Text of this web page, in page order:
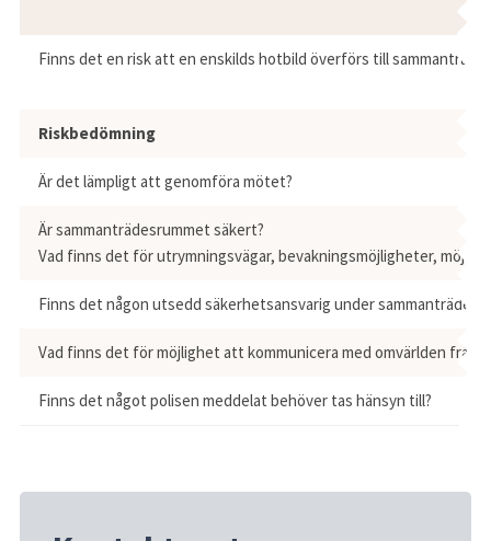
Finns det en risk att en enskilds hotbild överförs till
Riskbedömning
Är det lämpligt att genomföra mötet?
Är sammanträdesrummet säkert?
Vad finns det för utrymningsvägar, bevakningsmöjligheter,
Finns det någon utsedd säkerhetsansvarig under sammanträdet
Vad finns det för möjlighet att kommunicera med omvärlden från
Finns det något polisen meddelat behöver tas hänsyn till?